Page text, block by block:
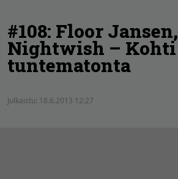
#108: Floor Jansen,
Nightwish – Kohti
tuntematonta
Julkaistu: 18.6.2013 12:27